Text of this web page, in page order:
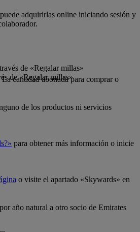
adquirirlas online iniciando sesión y
de «Regalar millas»
de «Regalar millas»
cantidad abonada para comprar o
de los productos ni servicios
para obtener más información o inicie
o visite el apartado «Skywards» en
año natural a otro socio de Emirates